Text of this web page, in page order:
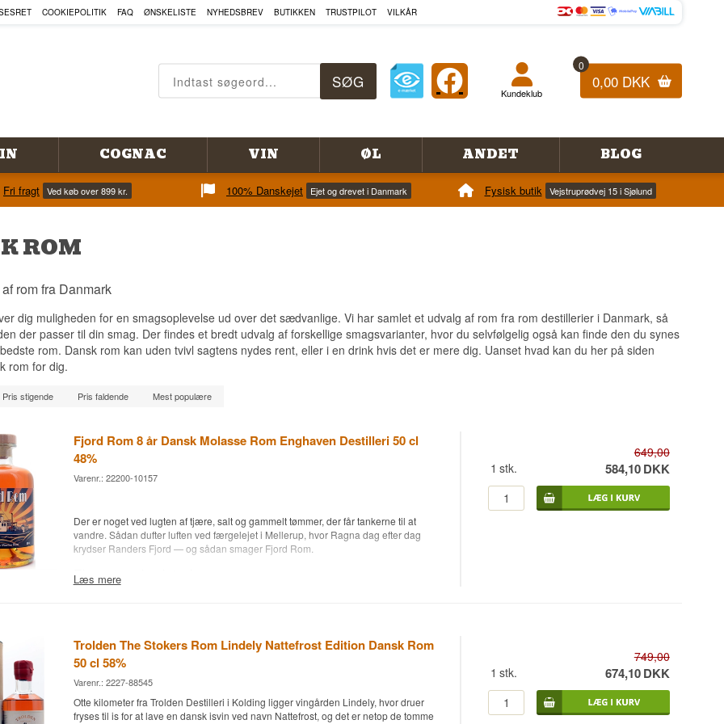
COOKIEPOLITIK FAQ ØNSKELISTE NYHEDSBREV BUTIKKEN TRUSTPILOT VILKÅR
0
0,00 DKK
Kundeklub
COGNAC VIN ØL ANDET BLOG
Fri fragt Ved køb over 899 kr. 100% Danskejet Ejet og drevet i Danmark Fysisk butik Vejstruprødvej 15 i Sjølund
ROM
rom fra Danmark
dig muligheden for en smagsoplevelse ud over det sædvanlige. Vi har samlet et udvalg af rom fra rom destillerier i Danmark, så
der passer til din smag. Der findes et bredt udvalg af forskellige smagsvarianter, hvor du selvfølgelig også kan finde den du synes
rom. Dansk rom kan uden tvivl sagtens nydes rent, eller i en drink hvis det er mere dig. Uanset hvad kan du her på siden
rom for dig.
Pris stigende Pris faldende Mest populære
Fjord Rom 8 år Dansk Molasse Rom Enghaven Destilleri 50 cl
48%
Varenr.: 22200-10157
Der er noget ved lugten af tjære, salt og gammelt tømmer, der får tankerne til at
vandre. Sådan dufter luften ved færgelejet i Mellerup, hvor Ragna dag efter dag
krydser Randers Fjord — og sådan smager Fjord Rom.
Ekspertens beskrivelse
en hyldest til den lille færge Ragna og ruten mellem Mellerup og Voer på Randers
Fjords nordside. Enghaven blev grundlagt i 2007 af Esben Moestrup, Erik Moestrup
og Mikkel Nordkvist på familiens gård, som Moestrup-familien har drevet siden 1881,
og whisky. Fjord Rom er bygget på melasse og har fået otte år til at finde sin dybde
og varme. Der er tappet 19 flasker af dette parti.
Læs mere
649,00
1 stk. 584,10DKK
Trolden The Stokers Rom Lindely Nattefrost Edition Dansk Rom
50 cl 58%
Varenr.: 2227-88545
Otte kilometer fra Trolden Destilleri i Kolding ligger vingården Lindely, hvor druer
fryses til is for at lave en dansk isvin ved navn Nattefrost, og det er netop de tomme
749,00
1 stk. 674,10DKK